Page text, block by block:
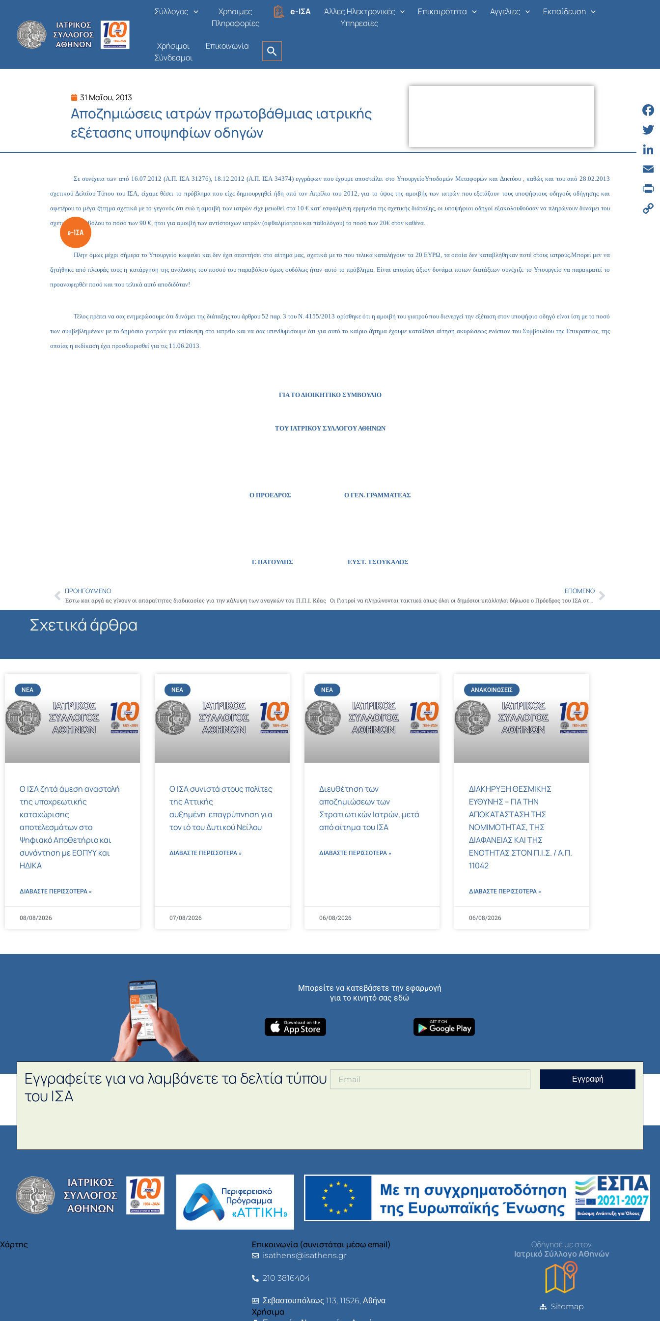
περιεχόμενο
Σύλλογος
Χρήσιμες
Πληροφορίες
e-ΙΣΑ
Άλλες Ηλεκτρονικές
Υπηρεσίες
Επικαιρότητα Αγγελίες Εκπαίδευση
Χρήσιμοι
Σύνδεσμοι
Επικοινωνία
31 Μαΐου, 2013
Αποζημιώσεις ιατρών πρωτοβάθμιας ιατρικής
εξέτασης υποψηφίων οδηγών
Σε συνέχεια των από 16.07.2012 (Α.Π. ΙΣΑ 31276), 18.12.2012 (Α.Π. ΙΣΑ 34374) εγγράφων που έχουμε αποστείλει στο ΥπουργείοΥποδομών Μεταφορών και Δικτύου , καθώς και του από 28.02.2013
σχετικού Δελτίου Τύπου του ΙΣΑ, είχαμε θέσει το πρόβλημα που είχε δημιουργηθεί ήδη από τον Απρίλιο του 2012, για το ύψος της αμοιβής των ιατρών που εξετάζουν τους υποψήφιους οδηγούς οδήγησης και
αφετέρου το μέγα ζήτημα σχετικά με το γεγονός ότι ενώ η αμοιβή των ιατρών είχε μειωθεί στα 10 € κατ’ εσφαλμένη ερμηνεία της σχετικής διάταξης, οι υποψήφιοι οδηγοί εξακολουθούσαν να πληρώνουν δυνάμει του
σχετικού παραβόλου το ποσό των 90 €, ήτοι για αμοιβή των αντίστοιχων ιατρών (οφθαλμίατρου και παθολόγου) το ποσό των 20€ στον καθένα.
Πλην όμως μέχρι σήμερα το Υπουργείο κωφεύει και δεν έχει απαντήσει στο αίτημά μας, σχετικά με το που τελικά καταλήγουν τα 20 ΕΥΡΩ, τα οποία δεν καταβλήθηκαν ποτέ στους ιατρούς.Μπορεί μεν να
ζητήθηκε από πλευράς τους η κατάργηση της ανάλυσης του ποσού του παραβόλου όμως ουδόλως ήταν αυτό το πρόβλημα. Είναι απορίας άξιον δυνάμει ποιων διατάξεων συνέχιζε το Υπουργείο να παρακρατεί το
προαναφερθέν ποσό και που τελικά αυτό αποδιδόταν!
Τέλος πρέπει να σας ενημερώσουμε ότι δυνάμει της διάταξης του άρθρου 52 παρ. 3 του Ν. 4155/2013 ορίσθηκε ότι η αμοιβή του γιατρού που διενεργεί την εξέταση στον υποψήφιο οδηγό είναι ίση με το ποσό
των συμβεβλημένων με το Δημόσιο γιατρών για επίσκεψη στο ιατρείο και να σας υπενθυμίσουμε ότι για αυτό το καίριο ζήτημα έχουμε καταθέσει αίτηση ακυρώσεως ενώπιον του Συμβουλίου της Επικρατείας, της
οποίας η εκδίκαση έχει προσδιορισθεί για τις 11.06.2013.
ΓΙΑ ΤΟ ΔΙΟΙΚΗΤΙΚΟ ΣΥΜΒΟΥΛΙΟ
ΤΟΥ ΙΑΤΡΙΚΟΥ ΣΥΛΛΟΓΟΥ ΑΘΗΝΩΝ
Ο ΠΡΟΕΔΡΟΣ Ο ΓΕΝ. ΓΡΑΜΜΑΤΕΑΣ
Γ. ΠΑΤΟΥΛΗΣ ΕΥΣΤ. ΤΣΟΥΚΑΛΟΣ
Prev
ΠΡΟΗΓΟΎΜΕΝΟ
Έστω και αργά ας γίνουν οι απαραίτητες διαδικασίες για την κάλυψη των αναγκών του Π.Π.Ι. Κέας
ΕΠΌΜΕΝΟ
Οι Γιατροί να πληρώνονται τακτικά όπως όλοι οι δημόσιοι υπάλληλοι δήλωσε ο Πρόεδρος του ΙΣΑ στο Συνέδριο Financial Times: Shaping the Future of Healthcare in Greece 2013 Next
Σχετικά άρθρα
ΝΈΑ
Ο ΙΣΑ ζητά άμεση αναστολή
της υποχρεωτικής
καταχώρισης
αποτελεσμάτων στο
Ψηφιακό Αποθετήριο και
συνάντηση με ΕΟΠΥΥ και
ΗΔΙΚΑ
ΔΙΑΒΑΣΤΕ ΠΕΡΙΣΣΌΤΕΡΑ »
08/08/2026
ΝΈΑ
Ο ΙΣΑ συνιστά στους πολίτες
της Αττικής
αυξημένη επαγρύπνηση για
τον ιό του Δυτικού Νείλου
ΔΙΑΒΑΣΤΕ ΠΕΡΙΣΣΌΤΕΡΑ »
07/08/2026
ΝΈΑ
Διευθέτηση των
αποζημιώσεων των
Στρατιωτικών Ιατρών, μετά
από αίτημα του ΙΣΑ
ΔΙΑΒΑΣΤΕ ΠΕΡΙΣΣΌΤΕΡΑ »
06/08/2026
ΑΝΑΚΟΙΝΏΣΕΙΣ
ΔΙΑΚΗΡΥΞΗ ΘΕΣΜΙΚΗΣ
ΕΥΘΥΝΗΣ – ΓΙΑ ΤΗΝ
ΑΠΟΚΑΤΑΣΤΑΣΗ ΤΗΣ
ΝΟΜΙΜΟΤΗΤΑΣ, ΤΗΣ
ΔΙΑΦΑΝΕΙΑΣ ΚΑΙ ΤΗΣ
ΕΝΟΤΗΤΑΣ ΣΤΟΝ Π.Ι.Σ. / Α.Π.
11042
ΔΙΑΒΑΣΤΕ ΠΕΡΙΣΣΌΤΕΡΑ »
06/08/2026
Μπορείτε να κατεβάσετε την εφαρμογή
για το κινητό σας εδώ
Εγγραφείτε για να λαμβάνετε τα δελτία τύπου
του ΙΣΑ
Εγγραφή
Χάρτης Επικοινωνία (συνιστάται μέσω email)
isathens@isathens.gr
210 3816404
Σεβαστουπόλεως 113, 11526, Αθήνα
Χρήσιμα
Οδήγησέ με στον
Ιατρικό Σύλλογο Αθηνών
Sitemap
Email
Print